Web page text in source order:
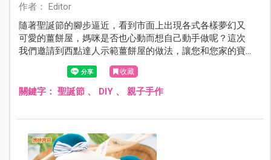
作者： Editor
隨著聖誕節的腳步逼近，看到市面上出現各式各樣夢幻又
可愛的薑餅屋，媽咪是否也心動而想自己動手做呢？這次
我們邀請到西點達人示範薑餅屋的做法，讓您和您家的寶
貝一起歡度美好的快樂時光。
收藏
關鍵字： 聖誕節、 DIY、 親子手作